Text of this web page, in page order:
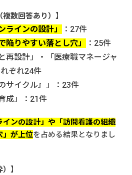
数回答あり） 】
ラインの設計」
：27件
陥りやすい落とし穴」
：25件
再設計」・「医療職マネージャ
ぞれ24件
サイクル』」：23件
成」：21件
インの設計」や「訪問看護の組織
」が上位を占める結果となりまし
】